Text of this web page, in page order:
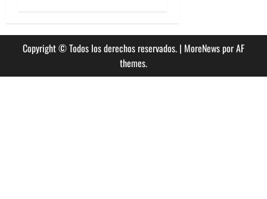
Copyright © Todos los derechos reservados. | MoreNewspor AF
themes.